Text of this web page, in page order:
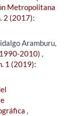
Metropolitana
2 (2017):
Aramburu,
2010) ,
1 (2019):
,